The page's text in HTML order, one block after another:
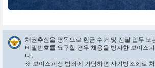
채권추심을 명목으로 현금 수거 및 전달 업무 또
비밀번호를 요구할 경우 채용을 빙자한 보이스
다.
※ 보이스피싱 범죄에 가담하면 사기방조죄로